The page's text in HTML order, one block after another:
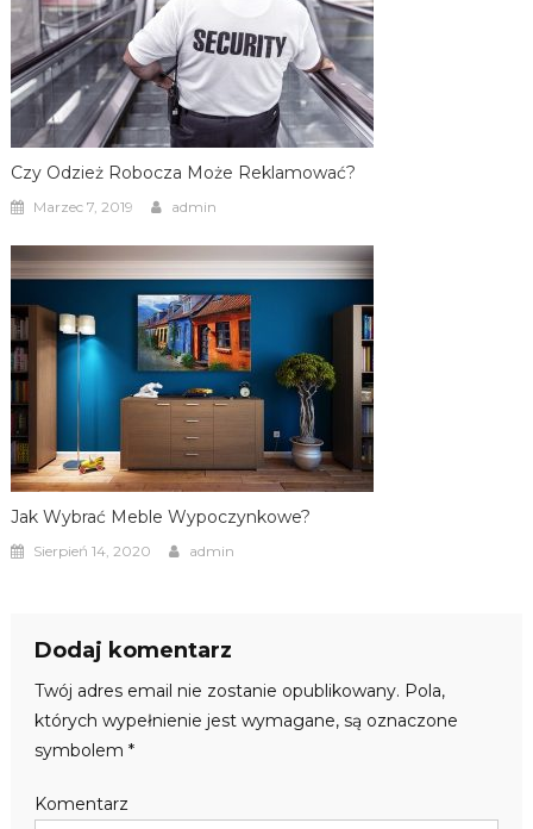
Czy Odzież Robocza Może Reklamować?
Marzec 7, 2019 admin
Jak Wybrać Meble Wypoczynkowe?
Sierpień 14, 2020 admin
Dodaj komentarz
Twój adres email nie zostanie opublikowany. Pola,
których wypełnienie jest wymagane, są oznaczone
symbolem *
Komentarz